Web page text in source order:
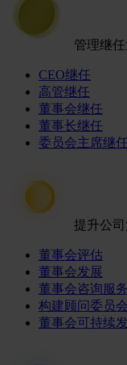
管理继
CEO继任
高管继任
董事会继任
董事长继任
委员会主席继任
提升公
董事会评估
董事会发展
董事会咨询服务
构建顾问委员会
董事会可持续